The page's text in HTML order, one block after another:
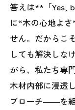
答えは**「Yes,
に“木の心地よ
せん。だからこ
しても解決しな
がら、私たち専
木材内部に浸透
プローチ――を